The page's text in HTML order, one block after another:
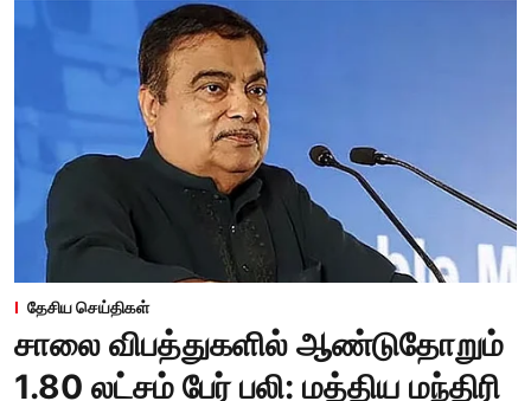
தேசிய செய்திகள்
சாலை விபத்துகளில் ஆண்டுதோறும்
1.80 லட்சம் பேர் பலி: மத்திய மந்திரி